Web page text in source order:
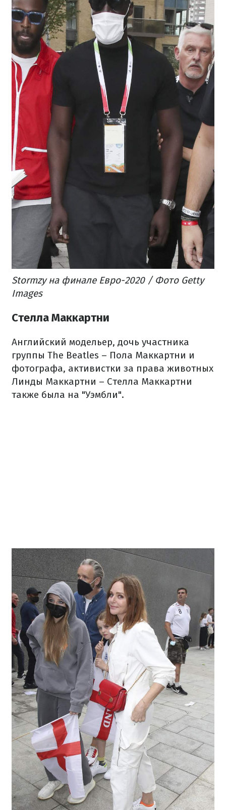
Stormzy на финале Евро-2020 / Фото Getty
Images
Стелла Маккартни
Английский модельер, дочь участника
группы The Beatles – Пола Маккартни и
фотографа, активистки за права животных
Линды Маккартни – Стелла Маккартни
также была на "Уэмбли".